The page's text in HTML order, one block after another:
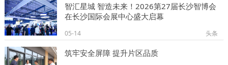
智汇星城 智造未来！2026第27届长沙智博会
在长沙国际会展中心盛大启幕
05-14 头条
筑牢安全屏障 提升片区品质